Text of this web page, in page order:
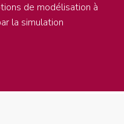
de modélisation à
la simulation